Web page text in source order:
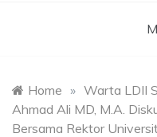
Home » Warta LDII
Ahmad Ali MD, M.A.
Bersama Rektor